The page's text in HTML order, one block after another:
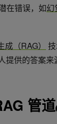
在错误，如幻
（RAG）
提供的答案
管道